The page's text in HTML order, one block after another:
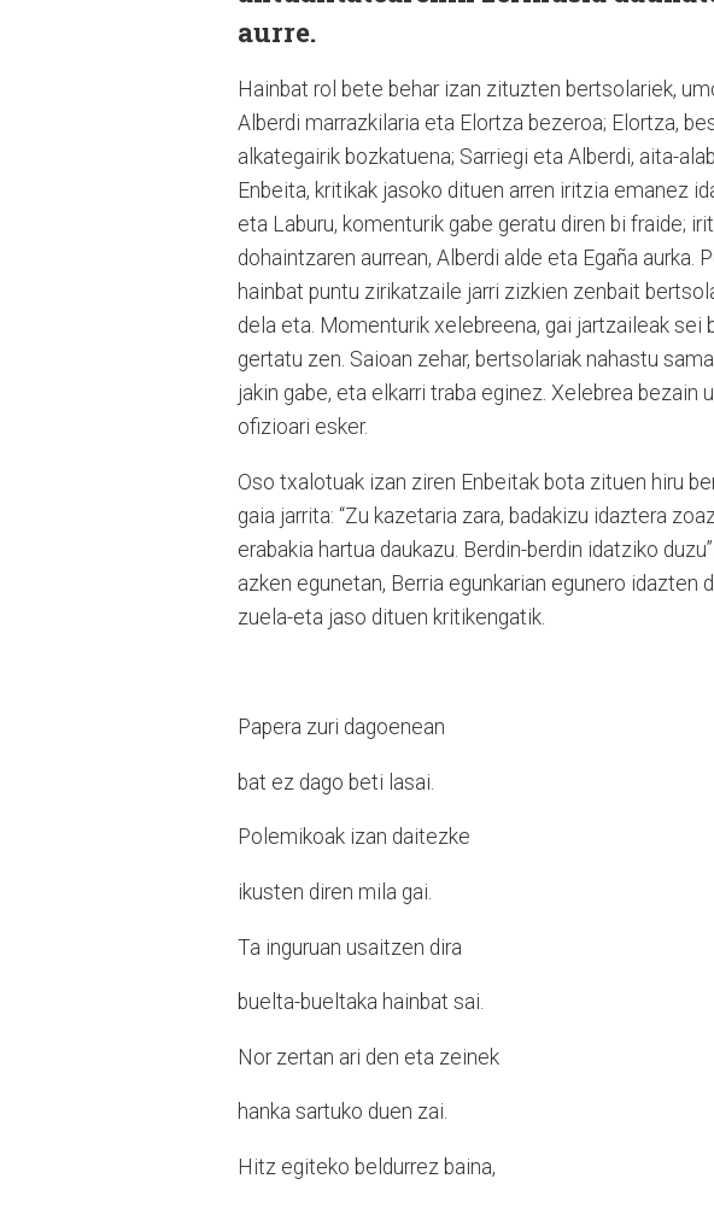
aurre.
Hainbat rol bete behar izan zituzten bertsolariek,
Alberdi marrazkilaria eta Elortza bezeroa; Elortza,
alkategairik bozkatuena; Sarriegi eta Alberdi, aita-
Enbeita, kritikak jasoko dituen arren iritzia emanez
eta Laburu, komenturik gabe geratu diren bi fraide;
dohaintzaren aurrean, Alberdi alde eta Egaña aurka.
hainbat puntu zirikatzaile jarri zizkien zenbait
dela eta. Momenturik xelebreena, gai jartzaileak sei
gertatu zen. Saioan zehar, bertsolariak nahastu
jakin gabe, eta elkarri traba eginez. Xelebrea
ofizioari esker.
Oso txalotuak izan ziren Enbeitak bota zituen hiru
gaia jarrita: “Zu kazetaria zara, badakizu idaztera
erabakia hartua daukazu. Berdin-berdin idatziko
azken egunetan, Berria egunkarian egunero idazten
zuela-eta jaso dituen kritikengatik.
Papera zuri dagoenean
bat ez dago beti lasai.
Polemikoak izan daitezke
ikusten diren mila gai.
Ta inguruan usaitzen dira
buelta-bueltaka hainbat sai.
Nor zertan ari den eta zeinek
hanka sartuko duen zai.
Hitz egiteko beldurrez baina,